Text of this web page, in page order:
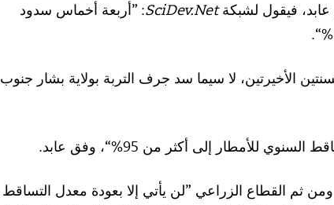
عابد، فيقول لشبكةSciDev.Net: ”أربعة أخماس سدود
الأخيرتين، لا سيما سد جرف التربة بولاية بشار جنوب
إلى أكثر من 95%“، وفق عابد.
ومن ثم القطاع الزراعي ”لن يأتي إلا بعودة معدل التساقط